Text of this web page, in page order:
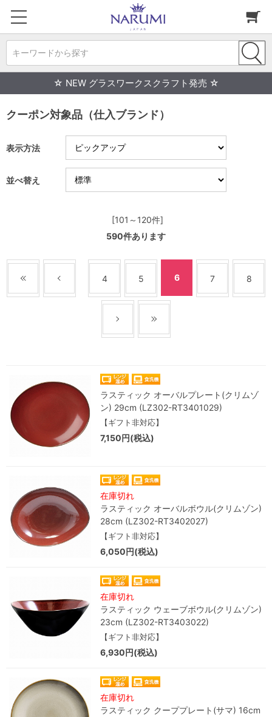
キーワードから探す
☆ NEW グラスワークスクラフト発売 ☆
クーポン対象品（仕入ブランド）
表示方法
並べ替え
[101～120件]
590件あります
4 5 6 7 8
ラスティック オーバルプレート(クリムゾ
ン) 29cm (LZ302-RT3401029)
【ギフト非対応】
7,150円(税込)
在庫切れ
ラスティック オーバルボウル(クリムゾン)
28cm (LZ302-RT3402027)
【ギフト非対応】
6,050円(税込)
在庫切れ
ラスティック ウェーブボウル(クリムゾン)
23cm (LZ302-RT3403022)
【ギフト非対応】
6,930円(税込)
在庫切れ
ラスティック クーププレート(サマ) 16cm